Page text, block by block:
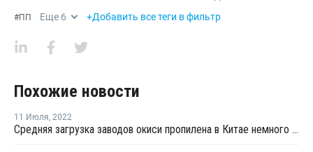
#ПП Еще 6 +Добавить все теги в фильтр
Похожие новости
11 Июля, 2022
Средняя загрузка заводов окиси пропилена в Китае немного выросла